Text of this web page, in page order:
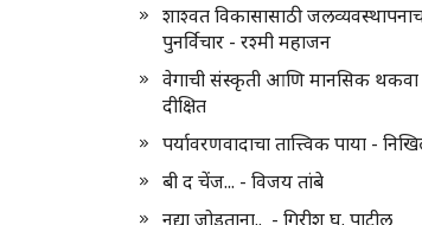
शाश्वत विकासासाठी
पुनर्विचार - रश्मी महाजन
वेगाची संस्कृती आणि मानसिक थकवा
दीक्षित
पर्यावरणवादाचा तात्त्विक पाया -
बी द चेंज... - विजय तांबे
नद्या जोडताना.. - गिरीश घ. पाटील